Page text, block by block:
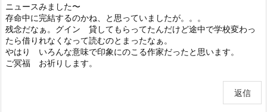
ニュースみました〜
存命中に完結するのかね、と思っていましたが。。。
残念だなぁ。グイン 貸してもらってたんだけど途中で学校変わっ
たら借りれなくなって読むのとまったなぁ。
やはり いろんな意味で印象にのこる作家だったと思います。
ご冥福 お祈りします。
返信